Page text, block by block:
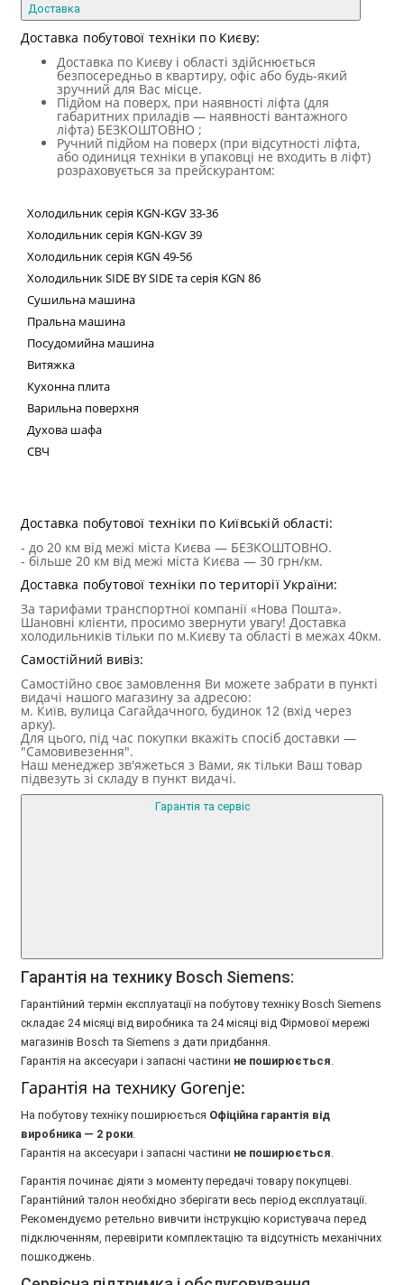
Доставка
Доставка побутової техніки по Києву:
Доставка по Києву і області здійснюється
безпосередньо в квартиру, офіс або будь-який
зручний для Вас місце.
Підйом на поверх, при наявності ліфта (для
габаритних приладів — наявності вантажного
ліфта) БЕЗКОШТОВНО ;
Ручний підйом на поверх (при відсутності ліфта,
або одиниця техніки в упаковці не входить в ліфт)
розраховується за прейскурантом:
Холодильник серія KGN-KGV33-36
Холодильник серія KGN-KGV39
Холодильник серія KGN 49-56
ХолодильникSIDE BYSIDEта серія KGN 86
Сушильна машина
Пральна машина
Посудомийна машина
Витяжка
Кухонна плита
Варильна поверхня
Духова шафа
СВЧ
Доставка побутової техніки по Київській області:
- до 20 км від межі міста Києва — БЕЗКОШТОВНО.
- більше 20 км від межі міста Києва — 30 грн/км.
Доставка побутової техніки по території України:
За тарифами транспортної компанії «Нова Пошта».
Шановні клієнти, просимо звернути увагу! Доставка
холодильників тільки по м.Києву та області в межах 40км.
Самостійний вивіз:
Самостійно своє замовлення Ви можете забрати в пункті
видачі нашого магазину за адресою:
м. Київ, вулица Сагайдачного, будинок 12 (вхід через
арку).
Для цього, під час покупки вкажіть спосіб доставки —
"Самовивезення".
Наш менеджер зв'яжеться з Вами, як тільки Ваш товар
підвезуть зі складу в пункт видачі.
Гарантія та сервіс
Гарантія на технику Bosch Siemens:
Гарантійний термін експлуатації на побутову техніку Bosch Siemens
складає 24 місяці від виробника та 24 місяці від Фірмової мережі
магазинів Bosch та Siemens з дати придбання.
Гарантія на аксесуари і запасні частини не поширюється
Гарантія на технику Gorenje:
На побутову техніку поширюється Oфіційна гарантія від
виробника — 2 роки
Гарантія на аксесуари і запасні частини не поширюється
Гарантія починає діяти з моменту передачі товару покупцеві.
Гарантійний талон необхідно зберігати весь період експлуатації.
Рекомендуємо ретельно вивчити інструкцію користувача перед
підключенням, перевірити комплектацію та відсутність механічних
пошкоджень.